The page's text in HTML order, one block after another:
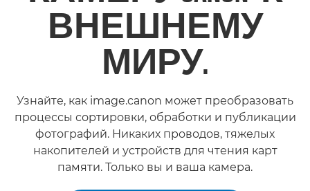
ВНЕШНЕМУ
МИРУ.
Узнайте, как image.canon может преобразовать
процессы сортировки, обработки и публикации
фотографий. Никаких проводов, тяжелых
накопителей и устройств для чтения карт
памяти. Только вы и ваша камера.